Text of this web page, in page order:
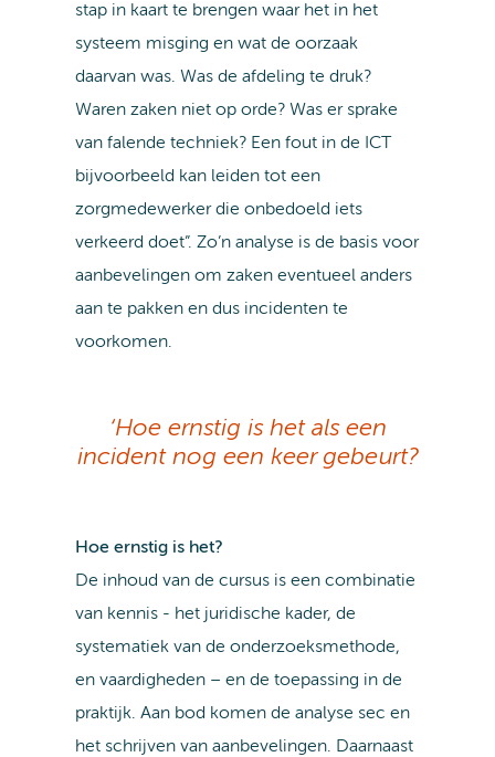
stap in kaart te brengen waar het in het
systeem misging en wat de oorzaak
daarvan was. Was de afdeling te druk?
Waren zaken niet op orde? Was er sprake
van falende techniek? Een fout in de ICT
bijvoorbeeld kan leiden tot een
zorgmedewerker die onbedoeld iets
verkeerd doet”. Zo’n analyse is de basis voor
aanbevelingen om zaken eventueel anders
aan te pakken en dus incidenten te
voorkomen.
‘Hoe ernstig is het als een
incident nog een keer gebeurt?
Hoe ernstig is het?
De inhoud van de cursus is een combinatie
van kennis - het juridische kader, de
systematiek van de onderzoeksmethode,
en vaardigheden – en de toepassing in de
praktijk. Aan bod komen de analyse sec en
het schrijven van aanbevelingen. Daarnaast